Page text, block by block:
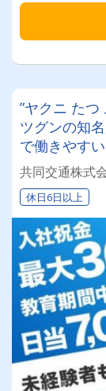
”ヤクニ た
ツグンの知
で働きやすい
共同交通株式
休日6日以上